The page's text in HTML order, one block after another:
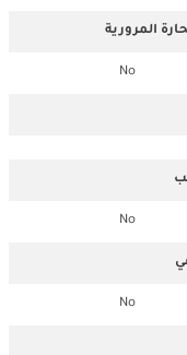
المرورية
No
No
No